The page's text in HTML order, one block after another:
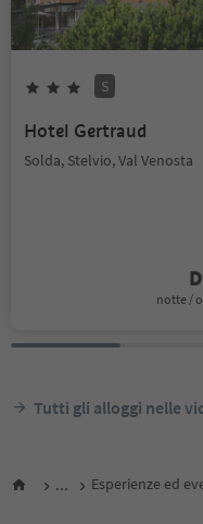
S
Hotel Gertraud
Solda, Stelvio, Val Venosta
notte /
Tutti gli alloggi nelle
... Esperienze ed